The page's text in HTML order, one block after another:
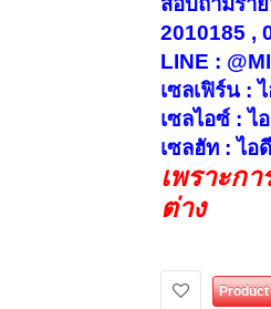
2010185 ,
LINE :
เซลเฟิร์น :
เซลไอซ์ : ไ
เซลฮัท : ไอ
เพราะก
ต่าง